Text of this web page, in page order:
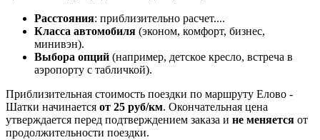
Расстояния: приблизительно расчет....
Класса автомобиля (эконом, комфорт, бизнес,
минивэн).
Выбора опций (например, детское кресло, встреча в
аэропорту с табличкой).
Приблизительная стоимость поездки по маршруту Елово -
Шатки начинается от 25 руб/км. Окончательная цена
утверждается перед подтверждением заказа и не меняется от
продолжительности поездки.